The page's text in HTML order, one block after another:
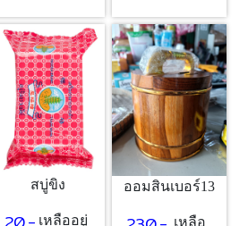
สบู่ขิง
เหลืออยู่
ออมสินเบอร์13
เหลือ